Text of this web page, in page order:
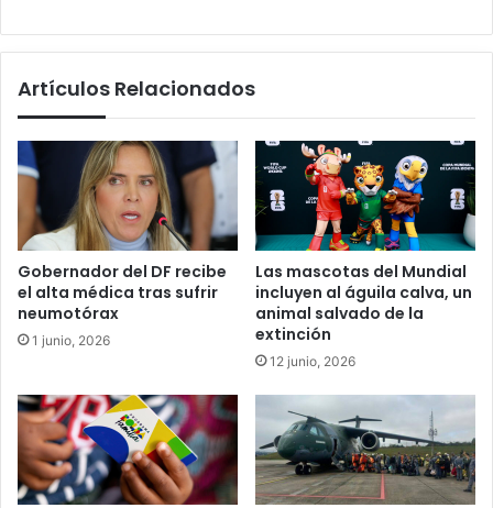
Artículos Relacionados
Gobernador del DF recibe
el alta médica tras sufrir
neumotórax
1 junio, 2026
Las mascotas del Mundial
incluyen al águila calva, un
animal salvado de la
extinción
12 junio, 2026